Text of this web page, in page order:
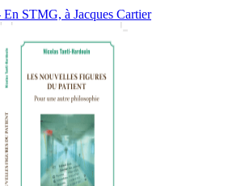
STMG, à Jacques Cartier